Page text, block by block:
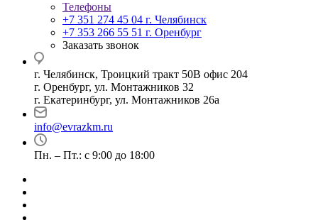
Телефоны
+7 351 274 45 04 г. Челябинск
+7 353 266 55 51 г. Оренбург
Заказать звонок
г. Челябинск, Троицкий тракт 50В офис 204
г. Оренбург, ул. Монтажников 32
г. Екатеринбург, ул. Монтажников 26а
info@evrazkm.ru
Пн. – Пт.: с 9:00 до 18:00